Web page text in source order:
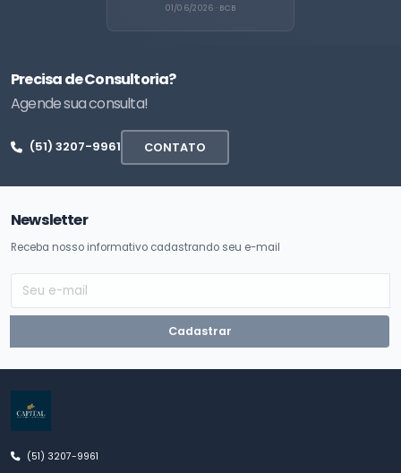
01/06/2026 · BCB
Precisa de Consultoria?
Agende sua consulta!
(51) 3207-9961 CONTATO
Newsletter
Receba nosso informativo cadastrando seu e-mail
Cadastrar
(51) 3207-9961